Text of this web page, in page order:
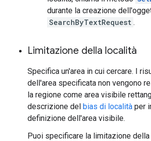
durante la creazione
SearchByTextRequest .
Limitazione della località
Specifica un'area in cui cercare. I
dell'area specificata non vengono
la regione come area visibile
descrizione del bias di località per
definizione dell'area visibile.
Puoi specificare la limitazione